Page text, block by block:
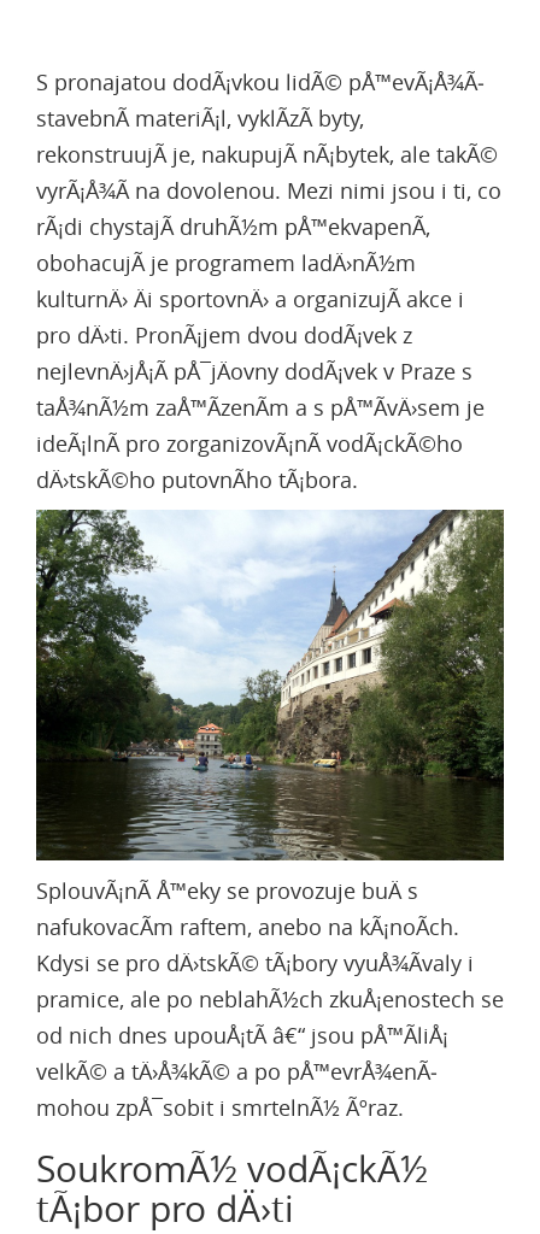
S pronajatou dodÃ¡vkou lidÃ© pÅ™evÃ¡Å¾Ã­
stavebnÃ­ materiÃ¡l, vyklÃ­zÃ­ byty,
rekonstruujÃ­ je, nakupujÃ­ nÃ¡bytek, ale takÃ©
vyrÃ¡Å¾Ã­ na dovolenou. Mezi nimi jsou i ti, co
rÃ¡di chystajÃ­ druhÃ½m pÅ™ekvapenÃ­,
obohacujÃ­ je programem ladÄ›nÃ½m
kulturnÄ› Äi sportovnÄ› a organizujÃ­ akce i
pro dÄ›ti. PronÃ¡jem dvou dodÃ¡vek z
nejlevnÄ›jÅ¡Ã­ pÅ¯jÄovny dodÃ¡vek v Praze s
taÅ¾nÃ½m zaÅ™Ã­zenÃ­m a s pÅ™Ã­vÄ›sem je
ideÃ¡lnÃ­ pro zorganizovÃ¡nÃ­ vodÃ¡ckÃ©ho
dÄ›tskÃ©ho putovnÃ­ho tÃ¡bora.
SplouvÃ¡nÃ­ Å™eky se provozuje buÄ s
nafukovacÃ­m raftem, anebo na kÃ¡noÃ­ch.
Kdysi se pro dÄ›tskÃ© tÃ¡bory vyuÅ¾Ã­valy i
pramice, ale po neblahÃ½ch zkuÅ¡enostech se
od nich dnes upouÅ¡tÃ­ â€“ jsou pÅ™Ã­liÅ¡
velkÃ© a tÄ›Å¾kÃ© a po pÅ™evrÅ¾enÃ­
mohou zpÅ¯sobit i smrtelnÃ½ Ãºraz.
SoukromÃ½ vodÃ¡ckÃ½
tÃ¡bor pro dÄ›ti